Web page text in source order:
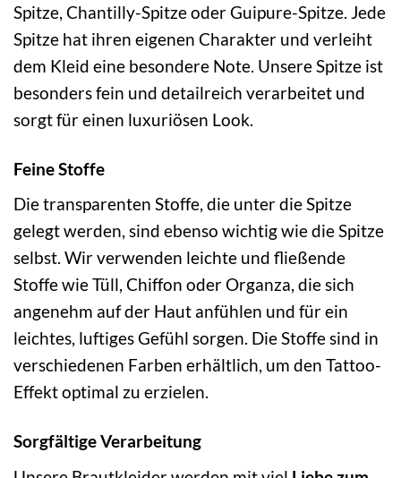
Spitze, Chantilly-Spitze oder Guipure-Spitze. Jede
Spitze hat ihren eigenen Charakter und verleiht
dem Kleid eine besondere Note. Unsere Spitze ist
besonders fein und detailreich verarbeitet und
sorgt für einen luxuriösen Look.
Feine Stoffe
Die transparenten Stoffe, die unter die Spitze
gelegt werden, sind ebenso wichtig wie die Spitze
selbst. Wir verwenden leichte und fließende
Stoffe wie Tüll, Chiffon oder Organza, die sich
angenehm auf der Haut anfühlen und für ein
leichtes, luftiges Gefühl sorgen. Die Stoffe sind in
verschiedenen Farben erhältlich, um den Tattoo-
Effekt optimal zu erzielen.
Sorgfältige Verarbeitung